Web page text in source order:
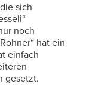
sich
noch
hat ein
einfach
gesetzt.